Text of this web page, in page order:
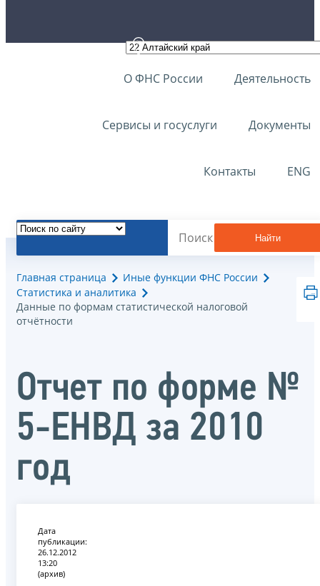
О ФНС России Деятельность
Сервисы и госуслуги Документы
Контакты ENG
Найти
Главная страница
Иные функции ФНС России
Статистика и аналитика
Данные по формам статистической налоговой
отчётности
Отчет по форме №
5-ЕНВД за 2010
год
Дата
публикации:
26.12.2012
13:20
(архив)